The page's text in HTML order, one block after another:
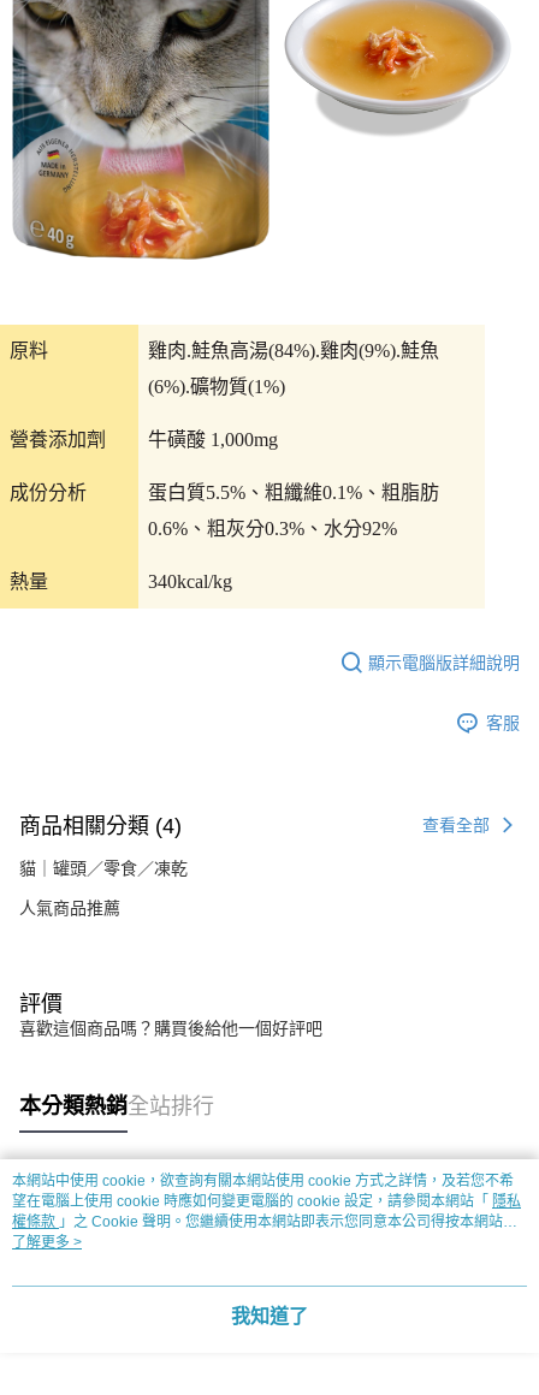
購買商品的店家。未經商家同意取消之訂單仍視為有效，需透過AFTEE先享
後付繳納相關費用。
※ 交易是否成功請以「AFTEE先享後付 」之結帳頁面顯示為準，若有關於
是否繳費成功／繳費後需取消欲退款等相關疑問，請聯繫「AFTEE先享後付
客戶支援中心」https://netprotections.freshdesk.com/support/home
【注意事項】
１．透過由恩沛科技股份有限公司提供之「AFTEE先享後付」服務完成之交
易，需依本服務之必要範圍內提供個人資料，並將交易相關給付款項請求債
權轉讓予恩沛科技股份有限公司。
２．關於個人資料處理事宜，請瀏覽以下網址：
https://aftee.tw/terms/#terms3
４．使用「AFTEE先享後付」時，將依據個別帳號之用戶狀況，依本公司即
時審查核予不同之上限額度；若仍有額度不足之情形，本公司將視審查結果
請求用戶進行身份認證。
５．嚴禁一人註冊多個帳號或使用他人資訊註冊。若發現惡意使用之情形，
每筆NT$70，滿NT$1,111(含以上)免運費
付款後7-11取貨
每筆NT$60，滿NT$1,111(含以上)免運費
宅配
每筆NT$110，滿NT$2,100(含以上)免運費
原料
雞肉.鮭魚高湯(84%).雞肉(9%).鮭魚
(6%).礦物質(1%)
營養添加劑 牛磺酸 1,000mg
成份分析
蛋白質5.5%、粗纖維0.1%、粗脂肪
0.6%、粗灰分0.3%、水分92%
熱量 340kcal/kg
顯示電腦版詳細說明
客服
商品相關分類 (4) 查看全部
貓｜罐頭／零食／凍乾
人氣商品推薦
評價
喜歡這個商品嗎？購買後給他一個好評吧
本分類熱銷全站排行
熱門標籤
本網站中使用 cookie，欲查詢有關本網站使用 cookie 方式之詳情，及若您不希
望在電腦上使用 cookie 時應如何變更電腦的 cookie 設定，請參閱本網站「 隱私
權條款 」之 Cookie 聲明。您繼續使用本網站即表示您同意本公司得按本網站使
用條款之 Cookie 聲明使用 cookie。
了解更多 >
我知道了